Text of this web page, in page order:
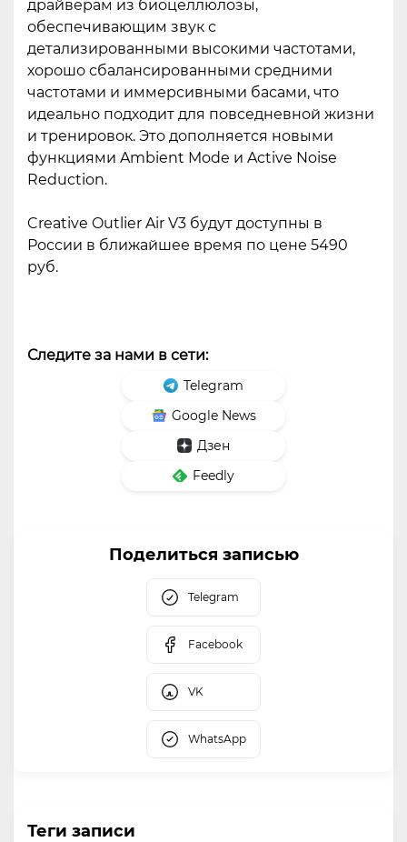
драйверам из биоцеллюлозы,
обеспечивающим звук с
детализированными высокими частотами,
хорошо сбалансированными средними
частотами и иммерсивными басами, что
идеально подходит для повседневной жизни
и тренировок. Это дополняется новыми
функциями Ambient Mode и Active Noise
Reduction.
Creative Outlier Air V3 будут доступны в
России в ближайшее время по цене 5490
руб.
Следите за нами в сети:
Telegram
Google News
Дзен
Feedly
Поделиться записью
Telegram
Facebook
VK
WhatsApp
Теги записи